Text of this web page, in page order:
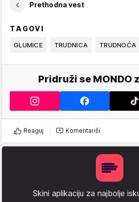
Prethodna vest
TAGOVI
GLUMICE TRUDNICA TRUDNOĆA
Pridruži se MONDO
Reaguj Komentariši
Skini aplikaciju za najbolje